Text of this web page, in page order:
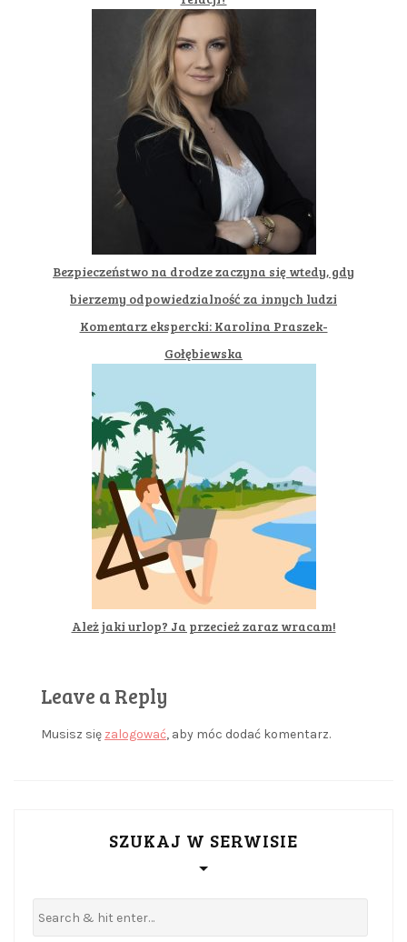
Bezpieczeństwo na drodze zaczyna się wtedy, gdy
bierzemy odpowiedzialność za innych ludzi
Komentarz ekspercki: Karolina Praszek-
Gołębiewska
Ależ jaki urlop? Ja przecież zaraz wracam!
Leave a Reply
Musisz się zalogować, aby móc dodać komentarz.
SZUKAJ W SERWISIE